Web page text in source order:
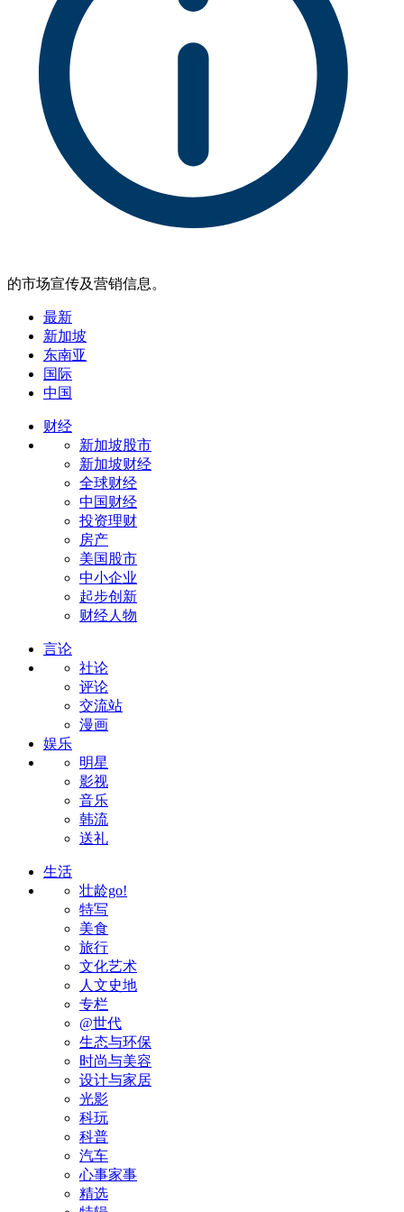
的市场宣传及营销信息。
最新
新加坡
东南亚
国际
中国
财经
新加坡股市
新加坡财经
全球财经
中国财经
投资理财
房产
美国股市
中小企业
起步创新
财经人物
言论
社论
评论
交流站
漫画
娱乐
明星
影视
音乐
韩流
送礼
生活
壮龄go!
特写
美食
旅行
文化艺术
人文史地
专栏
@世代
生态与环保
时尚与美容
设计与家居
光影
科玩
科普
汽车
心事家事
精选